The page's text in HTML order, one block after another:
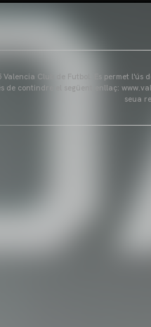
Valencia Club de Futbol. Es permet
de contindre el següent enllaç:
seua